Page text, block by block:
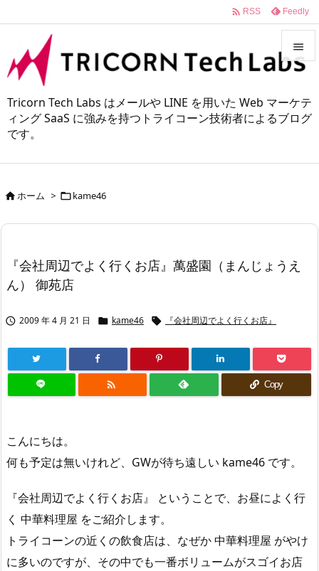
Tricorn Tech Labs はメールや LINE を用いた Web マーケテ
ィング SaaS に強みを持つトライコーン技術者によるブログ
です。



 RSS Feedly
ホーム > kame46
『会社周辺でよく行くお店』萬盛園（まんじょうえ
ん） 御苑店
 2009 年 4 月 21 日  kame46  『会社周辺でよく行くお店』
 Copy
こんにちは。
何も予定は無いけれど、GWが待ち遠しい kame46 です。
『会社周辺でよく行くお店』 ということで、お昼によく行
く 中華料理屋 をご紹介します。
トライコーンの近くの飲食店は、なぜか 中華料理屋 がやけ
に多いのですが、その中でも一番ボリュームがスゴイお店